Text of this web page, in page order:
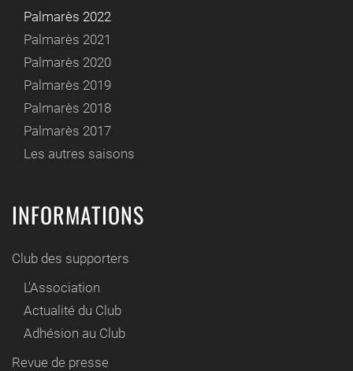
Palmarès 2022
Palmarès 2021
Palmarès 2020
Palmarès 2019
Palmarès 2018
Palmarès 2017
Les autres saisons
INFORMATIONS
Club des supporters
L'Association
Actualité du Club
Adhésion au Club
Revue de presse